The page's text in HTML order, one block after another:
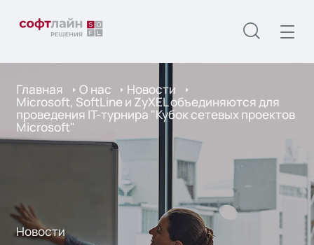
Главная О нас Новости
Microsoft, SoftLine и ZyXEL объединяются для
проведения IT-турнира "Кубок сетевых проектов
Microsoft"
Новости